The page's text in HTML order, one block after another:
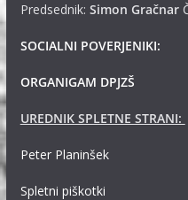
Predsednik: Simon Gračnar
SOCIALNI POVERJENIKI:
ORGANIGAM DPJZŠ
UREDNIK SPLETNE STRANI:
Peter Planinšek
Spletni piškotki